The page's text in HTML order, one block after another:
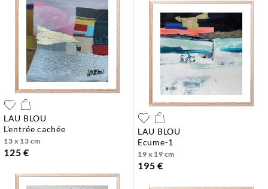
LAU BLOU
l'entrée cachée
13 x 13 cm
125 €
LAU BLOU
ecume-1
19 x 19 cm
195 €